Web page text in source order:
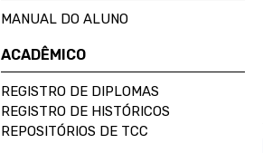
MANUAL DO ALUNO
ACADÊMICO
REGISTRO DE DIPLOMAS
REGISTRO DE HISTÓRICOS
REPOSITÓRIOS DE TCC